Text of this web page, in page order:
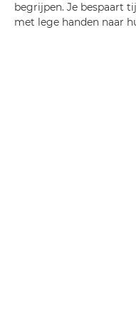
begrijpen. Je bespaart
met lege handen naar